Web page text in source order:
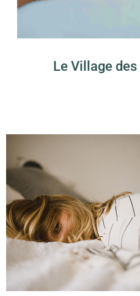
Le Village des